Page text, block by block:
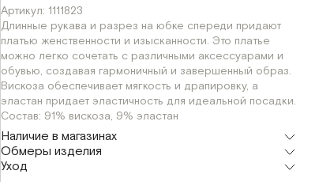
Артикул: 1111823
Длинные рукава и разрез на юбке спереди придают
платью женственности и изысканности. Это платье
можно легко сочетать с различными аксессуарами и
обувью, создавая гармоничный и завершенный образ.
Вискоза обеспечивает мягкость и драпировку, а
эластан придает эластичность для идеальной посадки.
Состав: 91% вискоза, 9% эластан
Наличие в магазинах
Шоурум
г. Москва, Малая Бронная 24/3
XSS
Обмеры изделия
Уход